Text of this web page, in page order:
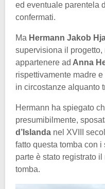
ed eventuale parentela
confermati.
Ma Hermann Jakob
supervisiona il
appartenere ad Anna
rispettivamente madre
in circostanze alquanto
Hermann ha spiegato
presumibilmente,
d’Islanda nel XVIII
fatto questa tomba con
parte è stato registrato
tomba.